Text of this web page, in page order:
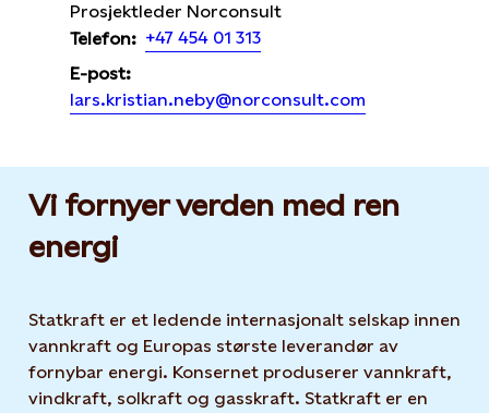
Prosjektleder Norconsult
Telefon: +47 454 01 313
E-post:
lars.kristian.neby@norconsult.com
Vi fornyer verden med ren
energi
Statkraft er et ledende internasjonalt selskap innen
vannkraft og Europas største leverandør av
fornybar energi. Konsernet produserer vannkraft,
vindkraft, solkraft og gasskraft. Statkraft er en